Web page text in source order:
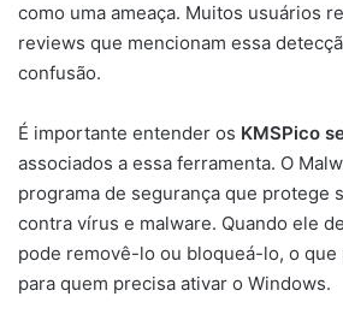
como uma ameaça. Muitos usuários
reviews que mencionam essa
confusão.
É importante entender os KMSPico
associados a essa ferramenta. O
programa de segurança que protege
contra vírus e malware. Quando ele
pode removê-lo ou bloqueá-lo, o
para quem precisa ativar o Windows.